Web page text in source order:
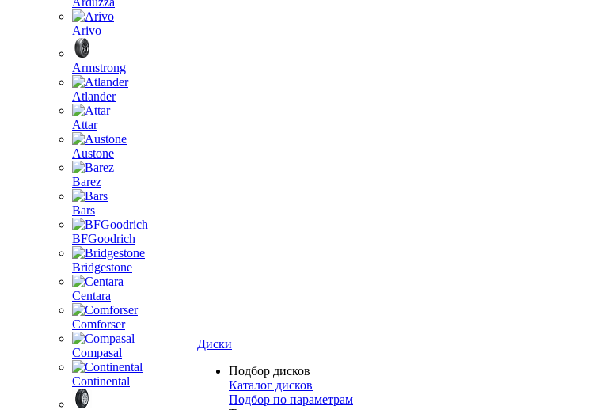
Arivo
Armstrong
Atlander
Attar
Austone
Barez
Bars
BFGoodrich
Bridgestone
Centara
Comforser
Compasal
Continental
Диски
Подбор дисков
Каталог дисков
Подбор по параметрам